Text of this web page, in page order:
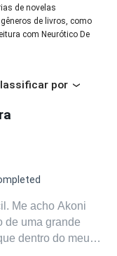
de novelas
de livros, como
com Neurótico De
por
Me acho Akoni
de uma grande
dentro do meu